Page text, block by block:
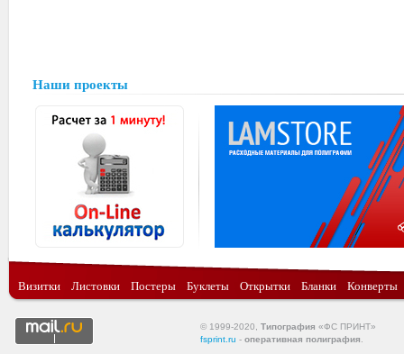
Наши проекты
Визитки Листовки Постеры Буклеты Открытки Бланки Конверты
© 1999-2020, Типография «ФС ПРИНТ»
fsprint.ru - оперативная полиграфия